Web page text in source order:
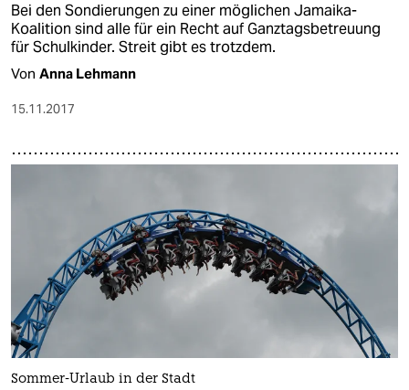
Bei den Sondierungen zu einer möglichen Jamaika-
Koalition sind alle für ein Recht auf Ganztagsbetreuung
für Schulkinder. Streit gibt es trotzdem.
Von Anna Lehmann
15.11.2017
Sommer-Urlaub in der Stadt